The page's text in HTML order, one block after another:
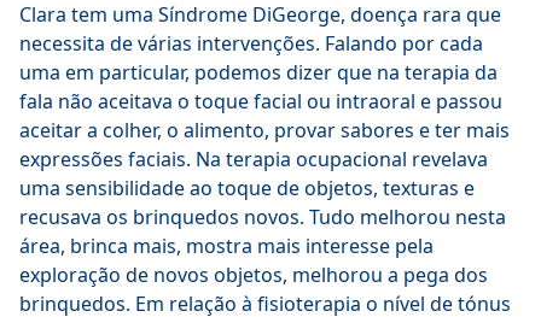
Clara tem uma Síndrome DiGeorge, doença rara que
necessita de várias intervenções. Falando por cada
uma em particular, podemos dizer que na terapia da
fala não aceitava o toque facial ou intraoral e passou
aceitar a colher, o alimento, provar sabores e ter mais
expressões faciais. Na terapia ocupacional revelava
uma sensibilidade ao toque de objetos, texturas e
recusava os brinquedos novos. Tudo melhorou nesta
área, brinca mais, mostra mais interesse pela
exploração de novos objetos, melhorou a pega dos
brinquedos. Em relação à fisioterapia o nível de tónus